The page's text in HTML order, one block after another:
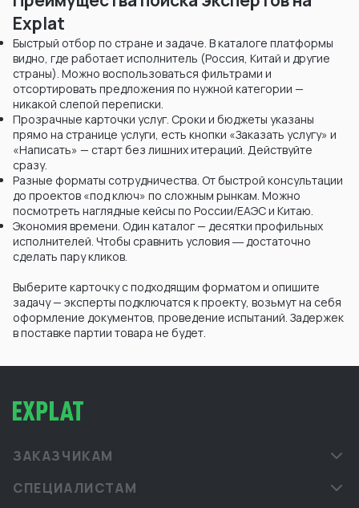
Explat
Быстрый отбор по стране и задаче. В каталоге платформы
видно, где работает исполнитель (Россия, Китай и другие
страны). Можно воспользоваться фильтрами и
отсортировать предложения по нужной категории —
никакой слепой переписки.
Прозрачные карточки услуг. Сроки и бюджеты указаны
прямо на странице услуги, есть кнопки «Заказать услугу» и
«Написать» — старт без лишних итераций. Действуйте
сразу.
Разные форматы сотрудничества. От быстрой консультации
до проектов «под ключ» по сложным рынкам. Можно
посмотреть наглядные кейсы по России/ЕАЭС и Китаю.
Экономия времени. Один каталог — десятки профильных
исполнителей. Чтобы сравнить условия ― достаточно
сделать пару кликов.
Выберите карточку с подходящим форматом и опишите
задачу — эксперты подключатся к проекту, возьмут на себя
оформление документов, проведение испытаний. Задержек
в поставке партии товара не будет.
ЗАКАЗЧИКАМ
СПЕЦИАЛИСТАМ